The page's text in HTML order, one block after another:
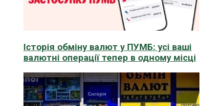
Історія обміну валют у ПУМБ: усі ваші
валютні операції тепер в одному місці